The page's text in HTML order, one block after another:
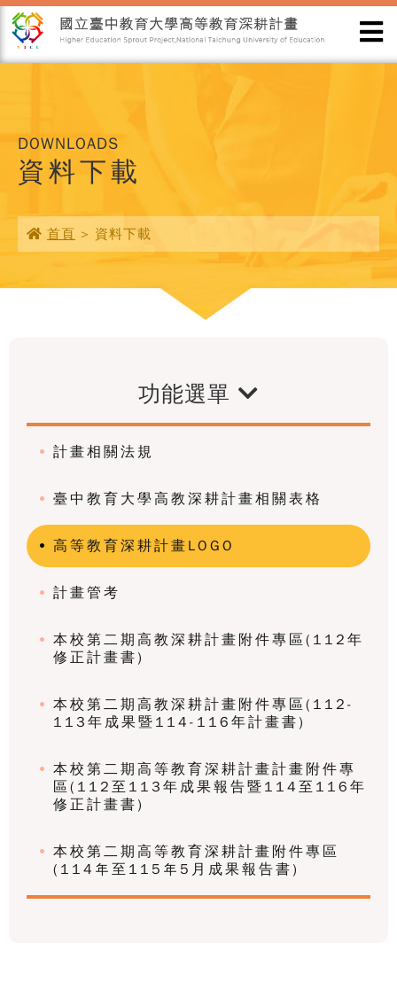
DOWNLOADS
資料下載
首頁 > 資料下載
功能選單
計畫相關法規
臺中教育大學高教深耕計畫相關表格
高等教育深耕計畫LOGO
計畫管考
本校第二期高教深耕計畫附件專區(112年
修正計畫書)
本校第二期高教深耕計畫附件專區(112-
113年成果暨114-116年計畫書)
本校第二期高等教育深耕計畫計畫附件專
區(112至113年成果報告暨114至116年
修正計畫書)
本校第二期高等教育深耕計畫附件專區
(114年至115年5月成果報告書)